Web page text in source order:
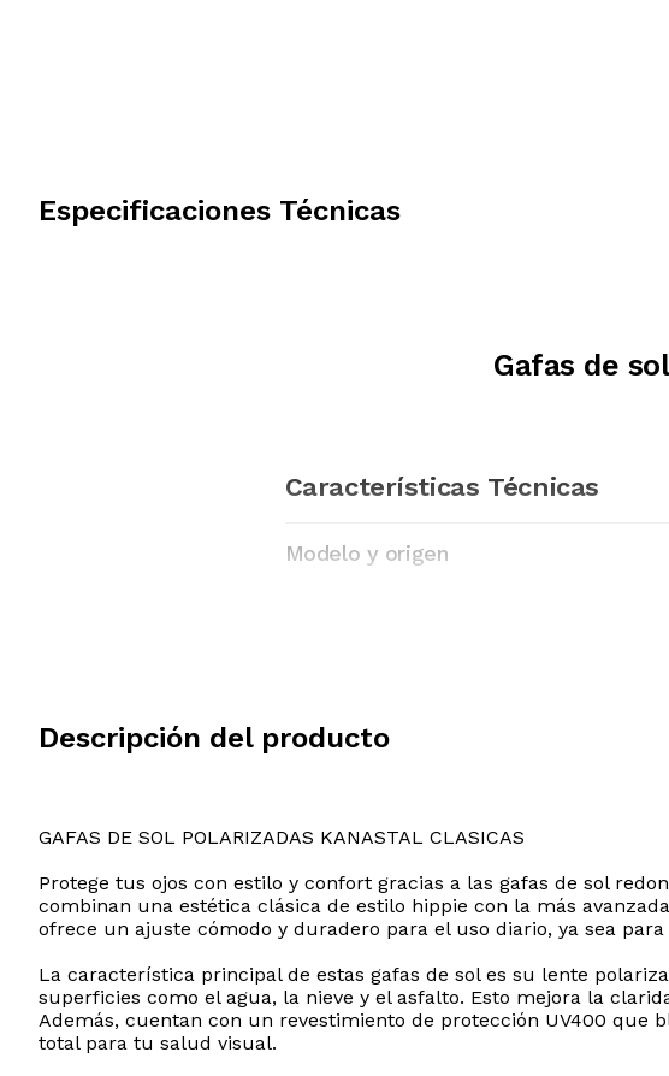
Especificaciones Técnicas
Gafas de
Características Técnicas
Modelo y origen
Descripción del producto
GAFAS DE SOL POLARIZADAS KANASTAL CLASICAS
Protege tus ojos con estilo y confort gracias a las gafas de sol
combinan una estética clásica de estilo hippie con la más
ofrece un ajuste cómodo y duradero para el uso diario, ya sea
La característica principal de estas gafas de sol es su lente
superficies como el agua, la nieve y el asfalto. Esto mejora la
Además, cuentan con un revestimiento de protección UV400 que
total para tu salud visual.